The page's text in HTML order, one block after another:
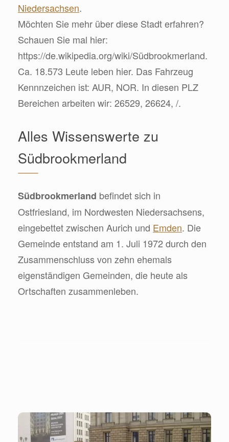
Niedersachsen.
Möchten Sie mehr über diese Stadt erfahren?
Schauen Sie mal hier:
https://de.wikipedia.org/wiki/Südbrookmerland.
Ca. 18.573 Leute leben hier. Das Fahrzeug
Kennnzeichen ist: AUR, NOR. In diesen PLZ
Bereichen arbeiten wir: 26529, 26624, /.
Alles Wissenswerte zu
Südbrookmerland
Südbrookmerland befindet sich in
Ostfriesland, im Nordwesten Niedersachsens,
eingebettet zwischen Aurich und Emden. Die
Gemeinde entstand am 1. Juli 1972 durch den
Zusammenschluss von zehn ehemals
eigenständigen Gemeinden, die heute als
Ortschaften zusammenleben.